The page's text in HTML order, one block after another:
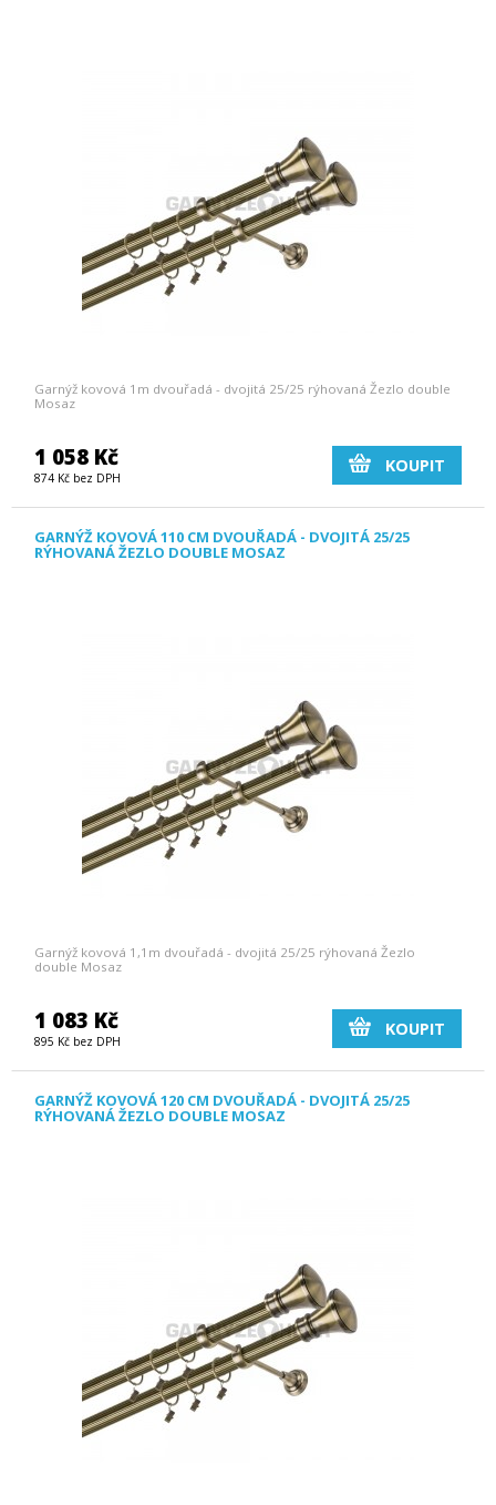
Garnýž kovová 1m dvouřadá - dvojitá 25/25 rýhovaná Žezlo double
Mosaz
1 058 Kč
874 Kč bez DPH
KOUPIT
GARNÝŽ KOVOVÁ 110 CM DVOUŘADÁ - DVOJITÁ 25/25
RÝHOVANÁ ŽEZLO DOUBLE MOSAZ
Garnýž kovová 1,1m dvouřadá - dvojitá 25/25 rýhovaná Žezlo
double Mosaz
1 083 Kč
895 Kč bez DPH
KOUPIT
GARNÝŽ KOVOVÁ 120 CM DVOUŘADÁ - DVOJITÁ 25/25
RÝHOVANÁ ŽEZLO DOUBLE MOSAZ